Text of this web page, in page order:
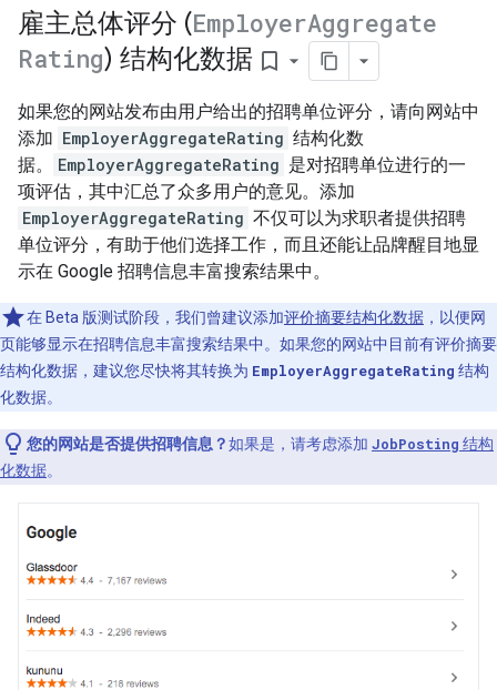
雇主总体评分 (EmployerAggregate
Rating) 结构化数据 bookmark_border
如果您的网站发布由用户给出的招聘单位评分，请向网站中
添加 EmployerAggregateRating 结构化数
据。
EmployerAggregateRating 是对招聘单位进行的一
项评估，其中汇总了众多用户的意见。添加
EmployerAggregateRating 不仅可以为求职者提供招聘
单位评分，有助于他们选择工作，而且还能让品牌醒目地显
示在 Google 招聘信息丰富搜索结果中。
在 Beta 版测试阶段，我们曾建议添加评价摘要结构化数据 ，以便网
页能够显示在招聘信息丰富搜索结果中。如果您的网站中目前有评价摘要
结构化数据，建议您尽快将其转换为 EmployerAggregateRating 结构
化数据。
您的网站是否提供招聘信息？如果是，请考虑添加 JobPosting 结构
化数据。